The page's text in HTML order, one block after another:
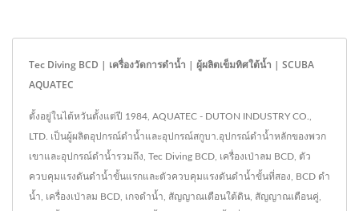
Tec Diving BCD | เครื่องวัดการดำน้ำ | ผู้ผลิตเข็มทิศใต้น้ำ | SCUBA
AQUATEC
ตั้งอยู่ในไต้หวันตั้งแต่ปี 1984, AQUATEC - DUTON INDUSTRY CO.,
LTD. เป็นผู้ผลิตอุปกรณ์ดำน้ำและอุปกรณ์สกูบา.อุปกรณ์ดำน้ำหลักของพวก
เขาและอุปกรณ์ดำน้ำรวมถึง, Tec Diving BCD, เครื่องเป่าลม BCD, ตัว
ควบคุมแรงดันดำน้ำขั้นแรกและตัวควบคุมแรงดันดำน้ำขั้นที่สอง, BCD ดำ
น้ำ, เครื่องเป่าลม BCD, เกจดำน้ำ, สัญญาณเตือนใต้ดิน, สัญญาณเตือนคู่,